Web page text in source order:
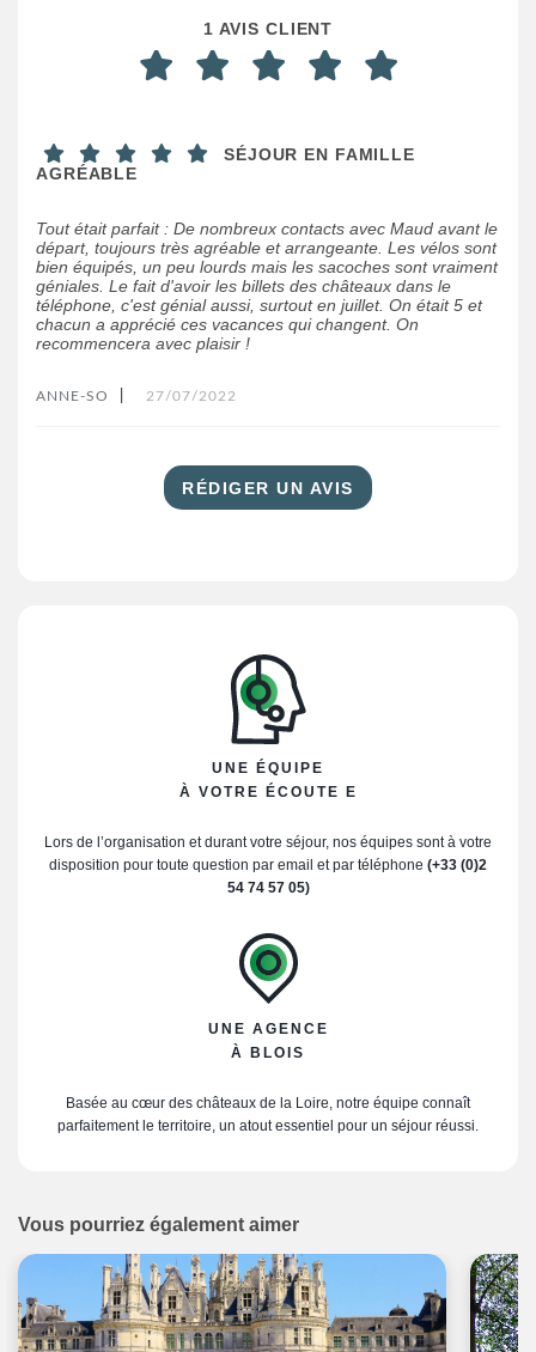
1 AVIS CLIENT
SÉJOUR EN FAMILLE
AGRÉABLE
Tout était parfait : De nombreux contacts avec Maud avant le
départ, toujours très agréable et arrangeante. Les vélos sont
bien équipés, un peu lourds mais les sacoches sont vraiment
géniales. Le fait d'avoir les billets des châteaux dans le
téléphone, c'est génial aussi, surtout en juillet. On était 5 et
chacun a apprécié ces vacances qui changent. On
recommencera avec plaisir !
ANNE-SO 27/07/2022
RÉDIGER UN AVIS
UNE ÉQUIPE
À VOTRE ÉCOUTE E
Lors de l’organisation et durant votre séjour, nos équipes sont à votre
disposition pour toute question par email et par téléphone (+33 (0)2
54 74 57 05)
UNE AGENCE
À BLOIS
Basée au cœur des châteaux de la Loire, notre équipe connaît
parfaitement le territoire, un atout essentiel pour un séjour réussi.
Vous pourriez également aimer